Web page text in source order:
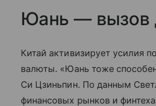
Юань — вызов
Китай активизирует усилия
валюты. «Юань тоже
Си Цзиньпин. По данным
финансовых рынков и